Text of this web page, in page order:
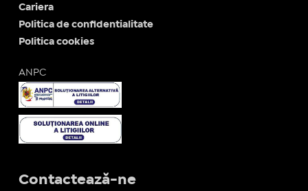
Cariera
Politica de confidentialitate
Politica cookies
ANPC
Contactează-ne